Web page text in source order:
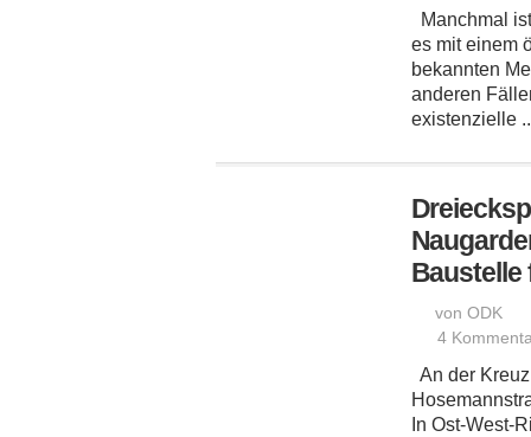
Manchmal
es mit einem
bekannten
anderen
existenzielle
Baustelle
von ODK
4
An der
In Ost-West-